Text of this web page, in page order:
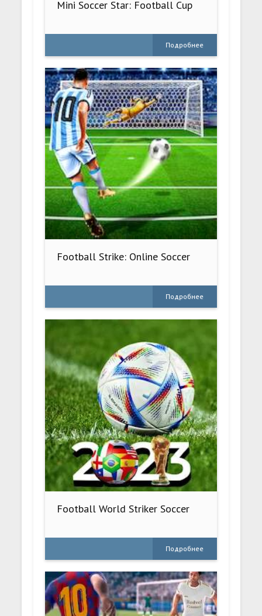
Mini Soccer Star: Football Cup
Подробнее
Football Strike: Online Soccer
Подробнее
Football World Striker Soccer
Подробнее